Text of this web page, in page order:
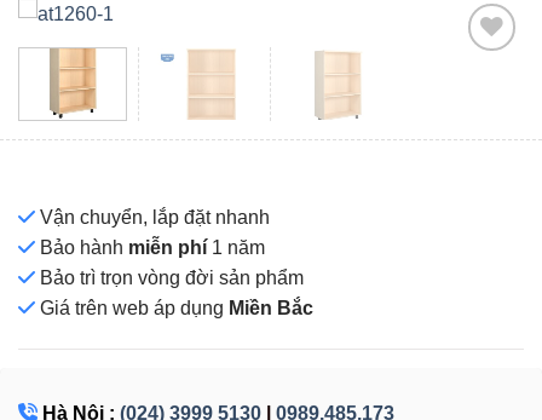
wishlist
Vận chuyển, lắp đặt nhanh
Bảo hành miễn phí 1 năm
Bảo trì trọn vòng đời sản phẩm
Giá trên web áp dụng Miền Bắc
Hà Nội : (024) 3999 5130
0989.485.173